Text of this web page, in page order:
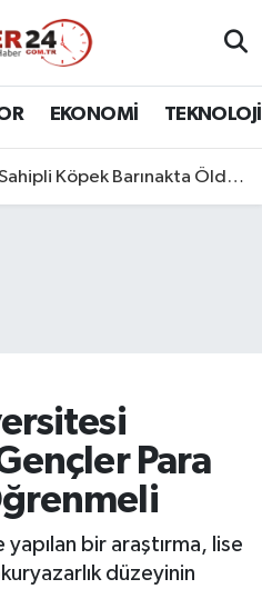
EKONOMİ TEKNOLOJİ
Öldü: Aileden Otopsi ve Soruşturma Talebi
Para
bir araştırma, lise
düzeyinin